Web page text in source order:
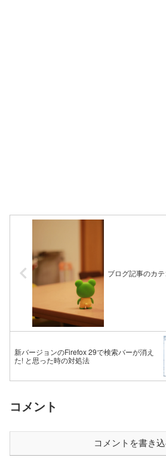
ブログ記事のカ
新バージョンのFirefox 29で検索バーが消え
た! と思った時の対処法
コメント
コメントを書き